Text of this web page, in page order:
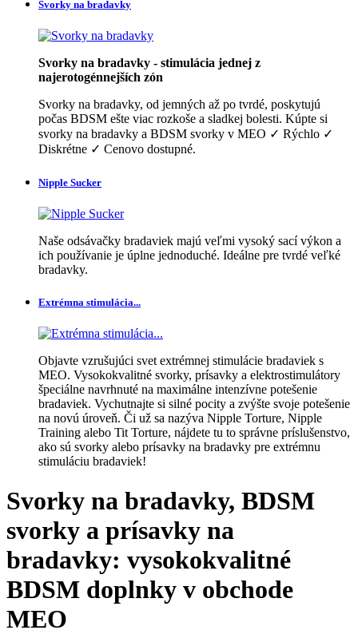
Svorky na bradavky
Svorky na bradavky - stimulácia jednej z
najerotogénnejších zón
Svorky na bradavky, od jemných až po tvrdé, poskytujú
počas BDSM ešte viac rozkoše a sladkej bolesti. Kúpte si
svorky na bradavky a BDSM svorky v MEO ✓ Rýchlo ✓
Diskrétne ✓ Cenovo dostupné.
Nipple Sucker
Naše odsávačky bradaviek majú veľmi vysoký sací výkon a
ich používanie je úplne jednoduché. Ideálne pre tvrdé veľké
bradavky.
Extrémna stimulácia...
Objavte vzrušujúci svet extrémnej stimulácie bradaviek s
MEO. Vysokokvalitné svorky, prísavky a elektrostimulátory
špeciálne navrhnuté na maximálne intenzívne potešenie
bradaviek. Vychutnajte si silné pocity a zvýšte svoje potešenie
na novú úroveň. Či už sa nazýva Nipple Torture, Nipple
Training alebo Tit Torture, nájdete tu to správne príslušenstvo,
ako sú svorky alebo prísavky na bradavky pre extrémnu
stimuláciu bradaviek!
Svorky na bradavky, BDSM
svorky a prísavky na
bradavky: vysokokvalitné
BDSM doplnky v obchode
MEO